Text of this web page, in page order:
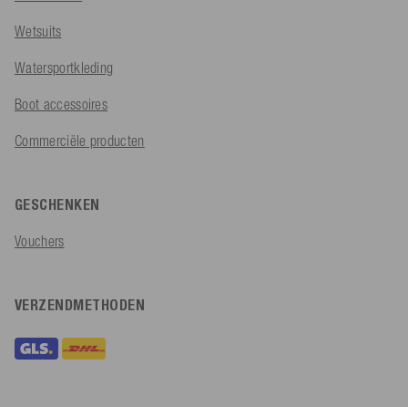
Wetsuits
Watersportkleding
Boot accessoires
Commerciële producten
GESCHENKEN
Vouchers
VERZENDMETHODEN